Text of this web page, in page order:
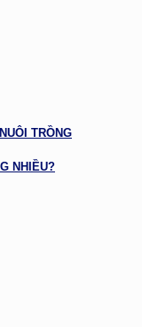
TRỒNG
NHIỀU?